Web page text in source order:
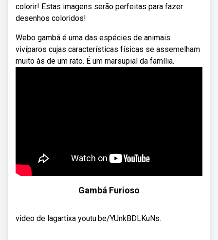
colorir! Estas imagens serão perfeitas para fazer
desenhos coloridos!
Webo gambá é uma das espécies de animais
vivíparos cujas características físicas se assemelham
muito às de um rato. É um marsupial da família.
Gambá Furioso
video de lagartixa youtu.be/YUnkBDLKuNs.